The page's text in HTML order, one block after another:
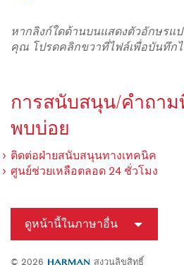
หากลิงก์ใดด้านบนแสดงตัวอักษรแป
คุณ โปรดคลิกขวาที่ไฟล์เพื่อบันทึก
การสนับสนุน/คำถาม
พบบ่อย
ติดต่อฝ่ายสนับสนุนทางเทคนิค
ศูนย์ช่วยเหลือตลอด 24 ชั่วโมง
ดูหน้านี้ในภาษาอื่น
© 2026 สงวนลิขสิทธิ์